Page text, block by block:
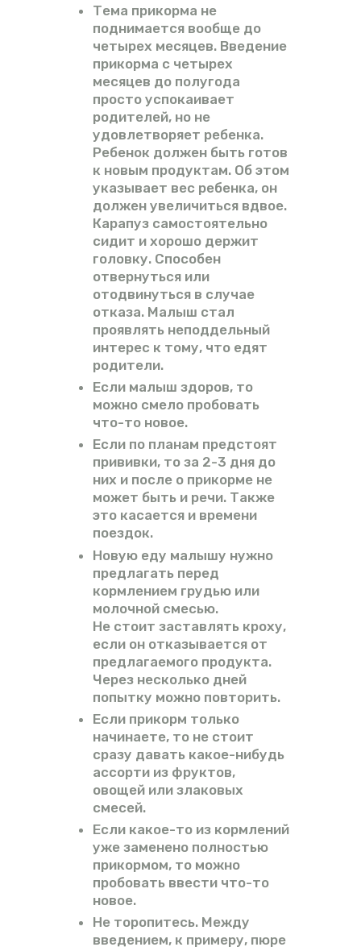
Тема прикорма не
поднимается вообще до
четырех месяцев. Введение
прикорма с четырех
месяцев до полугода
просто успокаивает
родителей, но не
удовлетворяет ребенка.
Ребенок должен быть готов
к новым продуктам. Об этом
указывает вес ребенка, он
должен увеличиться вдвое.
Карапуз самостоятельно
сидит и хорошо держит
головку. Способен
отвернуться или
отодвинуться в случае
отказа. Малыш стал
проявлять неподдельный
интерес к тому, что едят
родители.
Если малыш здоров, то
можно смело пробовать
что-то новое.
Если по планам предстоят
прививки, то за 2-3 дня до
них и после о прикорме не
может быть и речи. Также
это касается и времени
поездок.
Новую еду малышу нужно
предлагать перед
кормлением грудью или
молочной смесью.
Не стоит заставлять кроху,
если он отказывается от
предлагаемого продукта.
Через несколько дней
попытку можно повторить.
Если прикорм только
начинаете, то не стоит
сразу давать какое-нибудь
ассорти из фруктов,
овощей или злаковых
смесей.
Если какое-то из кормлений
уже заменено полностью
прикормом, то можно
пробовать ввести что-то
новое.
Не торопитесь. Между
введением, к примеру, пюре